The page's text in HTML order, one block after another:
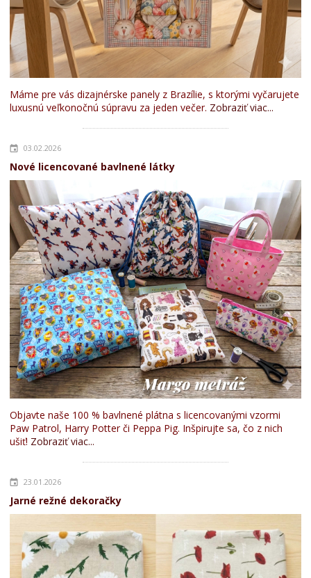
Máme pre vás dizajnérske panely z Brazílie, s ktorými vyčarujete
luxusnú veľkonočnú súpravu za jeden večer. Zobraziť viac...
03.02.2026
Nové licencované bavlnené látky
Objavte naše 100 % bavlnené plátna s licencovanými vzormi
Paw Patrol, Harry Potter či Peppa Pig. Inšpirujte sa, čo z nich
ušiť! Zobraziť viac...
23.01.2026
Jarné režné dekoračky